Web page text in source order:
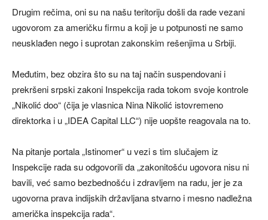
Drugim rečima, oni su na našu teritoriju došli da rade vezani
ugovorom za američku firmu a koji je u potpunosti ne samo
neusklađen nego i suprotan zakonskim rešenjima u Srbiji.
Međutim, bez obzira što su na taj način suspendovani i
prekršeni srpski zakoni Inspekcija rada tokom svoje kontrole
„Nikolić doo“ (čija je vlasnica Nina Nikolić istovremeno
direktorka i u „IDEA Capital LLC“) nije uopšte reagovala na to.
Na pitanje portala „Istinomer“ u vezi s tim slučajem iz
Inspekcije rada su odgovorili da „zakonitošću ugovora nisu ni
bavili, već samo bezbednošću i zdravljem na radu, jer je za
ugovorna prava indijskih državljana stvarno i mesno nadležna
američka inspekcija rada“.